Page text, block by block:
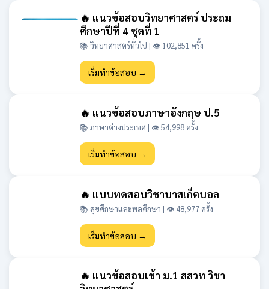
🔥 แนวข้อสอบวิทยาศาสตร์ ประถม
ศึกษาปีที่ 4 ชุดที่ 1
📚 วิทยาศาสตร์ทั่วไป | 👁 102,851 ครั้ง
เริ่มทำข้อสอบ →
🔥 แนวข้อสอบภาษาอังกฤษ ป.5
📚 ภาษาต่างประเทศ | 👁 54,998 ครั้ง
เริ่มทำข้อสอบ →
🔥 แบบทดสอบวิชาบาสเก็ตบอล
📚 สุขศึกษาและพลศึกษา | 👁 48,977 ครั้ง
เริ่มทำข้อสอบ →
🔥 แนวข้อสอบเข้า ม.1 สสวท วิชา